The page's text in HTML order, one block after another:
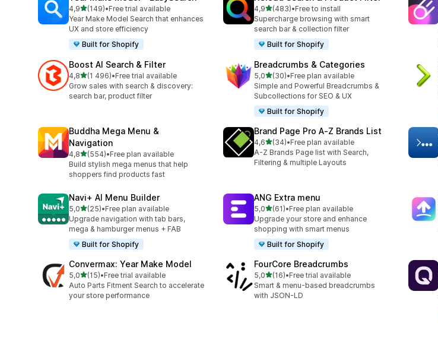
4,9/ 5 tähteä
(149)
149 arvostelua yhteensä
•Free trial available
Year Make Model Search that enhances
UX and store efficiency
Built for Shopify
4,9/ 5 tähteä
(483)
483 arvostelua yhteensä
•Free to install
Supercharge browsing with smart
search bar & collection filter
Built for Shopify
Boost AI Search & Filter
4,8/ 5 tähteä
(1 496)
1496 arvostelua yhteensä
•Free trial available
Grow sales with search & discovery:
search bar, product filter
Breadcrumbs & Categories
5,0/ 5 tähteä
(30)
30 arvostelua yhteensä
•Free plan available
Simple and Powerful Breadcrumbs &
Subcollections for SEO & UX
Built for Shopify
Buddha Mega Menu &
Navigation
4,8/ 5 tähteä
(554)
554 arvostelua yhteensä
•Free plan available
Build stylish mega menus that help
shoppers find products fast
Brand Page Pro A‑Z Brands List
4,6/ 5 tähteä
(34)
34 arvostelua yhteensä
•Free plan available
A-Z Brands Page list with Search,
Filtering & multiple Layouts
Navi+ AI Menu Builder
5,0/ 5 tähteä
(25)
25 arvostelua yhteensä
•Free plan available
Upgrade navigation with tab bars,
mega & hamburger menus + FAB
Built for Shopify
ANG Extra menu
5,0/ 5 tähteä
(61)
61 arvostelua yhteensä
•Free plan available
Upgrade your store and enhance
shopping with smart menus
Built for Shopify
Convermax: Year Make Model
5,0/ 5 tähteä
(15)
15 arvostelua yhteensä
•Free trial available
Auto Parts Fitment Search to accelerate
your store performance
FourCore Breadcrumbs
5,0/ 5 tähteä
(16)
16 arvostelua yhteensä
•Free trial available
Smart & menu-based breadcrumbs
with JSON-LD